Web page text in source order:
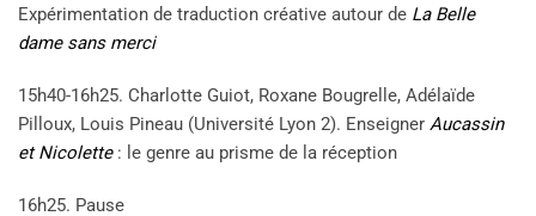
Expérimentation de traduction créative autour de La Belle
dame sans merci
15h40-16h25. Charlotte Guiot, Roxane Bougrelle, Adélaïde
Pilloux, Louis Pineau (Université Lyon 2). Enseigner Aucassin
et Nicolette: le genre au prisme de la réception
16h25. Pause